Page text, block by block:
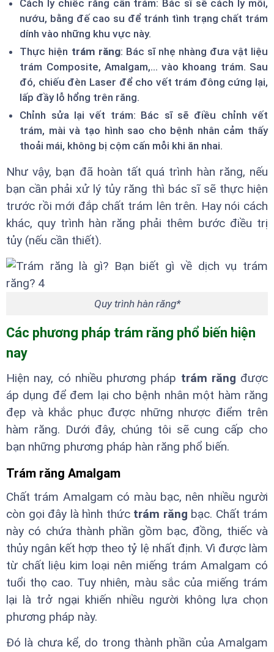
Cách ly chiếc răng cần trám: Bác sĩ sẽ cách ly môi,
nướu, bằng đế cao su để tránh tình trạng chất trám
dính vào những khu vực này.
Thực hiện trám răng: Bác sĩ nhẹ nhàng đưa vật liệu
trám Composite, Amalgam,... vào khoang trám. Sau
đó, chiếu đèn Laser để cho vết trám đông cứng lại,
lấp đầy lỗ hổng trên răng.
Chỉnh sửa lại vết trám: Bác sĩ sẽ điều chỉnh vết
trám, mài và tạo hình sao cho bệnh nhân cảm thấy
thoải mái, không bị cộm cấn mỗi khi ăn nhai.
Như vậy, bạn đã hoàn tất quá trình hàn răng, nếu
bạn cần phải xử lý tủy răng thì bác sĩ sẽ thực hiện
trước rồi mới đắp chất trám lên trên. Hay nói cách
khác, quy trình hàn răng phải thêm bước điều trị
tủy (nếu cần thiết).
Quy trình hàn răng*
Các phương pháp trám răng phổ biến hiện
nay
Hiện nay, có nhiều phương pháp trám răng được
áp dụng để đem lại cho bệnh nhân một hàm răng
đẹp và khắc phục được những nhược điểm trên
hàm răng. Dưới đây, chúng tôi sẽ cung cấp cho
bạn những phương pháp hàn răng phổ biến.
Trám răng Amalgam
Chất trám Amalgam có màu bạc, nên nhiều người
còn gọi đây là hình thức trám răng bạc. Chất trám
này có chứa thành phần gồm bạc, đồng, thiếc và
thủy ngân kết hợp theo tỷ lệ nhất định. Vì được làm
từ chất liệu kim loại nên miếng trám Amalgam có
tuổi thọ cao. Tuy nhiên, màu sắc của miếng trám
lại là trở ngại khiến nhiều người không lựa chọn
phương pháp này.
Đó là chưa kể, do trong thành phần của Amalgam